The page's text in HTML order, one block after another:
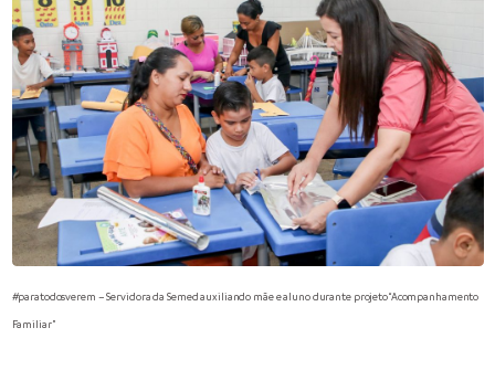
#paratodosverem – Servidora da Semed auxiliando mãe e aluno durante projeto “Acompanhamento
Familiar”